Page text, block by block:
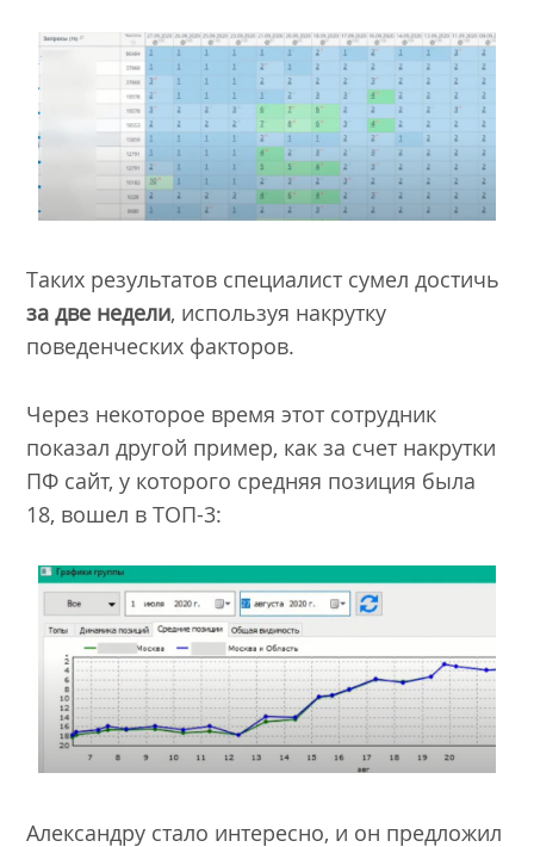
Таких результатов специалист сумел достичь
за две недели, используя накрутку
поведенческих факторов.
Через некоторое время этот сотрудник
показал другой пример, как за счет накрутки
ПФ сайт, у которого средняя позиция была
18, вошел в ТОП-3:
Александру стало интересно, и он предложил